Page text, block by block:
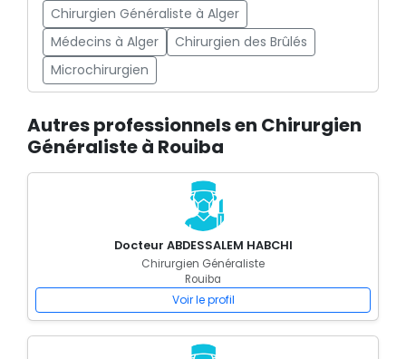
Chirurgien Généraliste à Alger
Médecins à Alger
Chirurgien des Brûlés
Microchirurgien
Autres professionnels en Chirurgien
Généraliste à Rouiba
Docteur ABDESSALEM HABCHI
Chirurgien Généraliste
Rouiba
Voir le profil